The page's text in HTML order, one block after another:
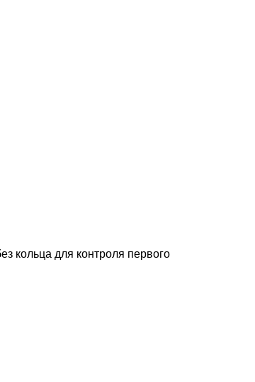
кольца для контроля первого